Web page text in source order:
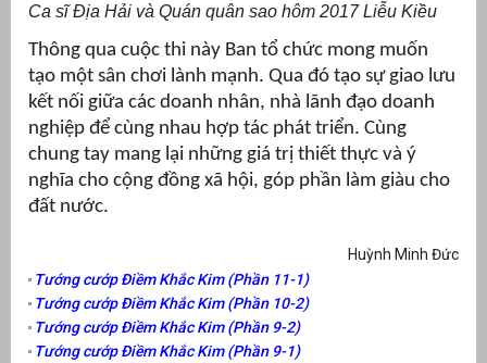
Ca sĩ Địa Hải và Quán quân sao hôm 2017 Liễu Kiều
Thông qua cuộc thi này Ban tổ chức mong muốn
tạo một sân chơi lành mạnh. Qua đó tạo sự giao lưu
kết nối giữa các doanh nhân, nhà lãnh đạo doanh
nghiệp để cùng nhau hợp tác phát triển. Cùng
chung tay mang lại những giá trị thiết thực và ý
nghĩa cho cộng đồng xã hội, góp phần làm giàu cho
đất nước.
Huỳnh Minh Đức
Tướng cướp Điềm Khắc Kim (Phần 11-1)
Tướng cướp Điềm Khắc Kim (Phần 10-2)
Tướng cướp Điềm Khắc Kim (Phần 9-2)
Tướng cướp Điềm Khắc Kim (Phần 9-1)